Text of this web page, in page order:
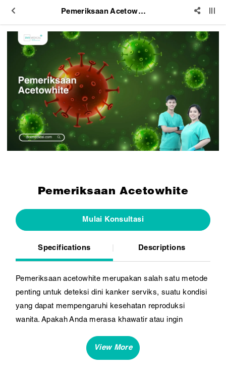
Pemeriksaan Acetowhite
Pemeriksaan Acetowhite
Mulai Konsultasi
Specifications Descriptions
Pemeriksaan acetowhite merupakan salah satu metode
penting untuk deteksi dini kanker serviks, suatu kondisi
yang dapat mempengaruhi kesehatan reproduksi
wanita. Apakah Anda merasa khawatir atau ingin
pemeriksaan acetowhite di DVX Medical, klinik yang
peduli akan kesehatan Anda.